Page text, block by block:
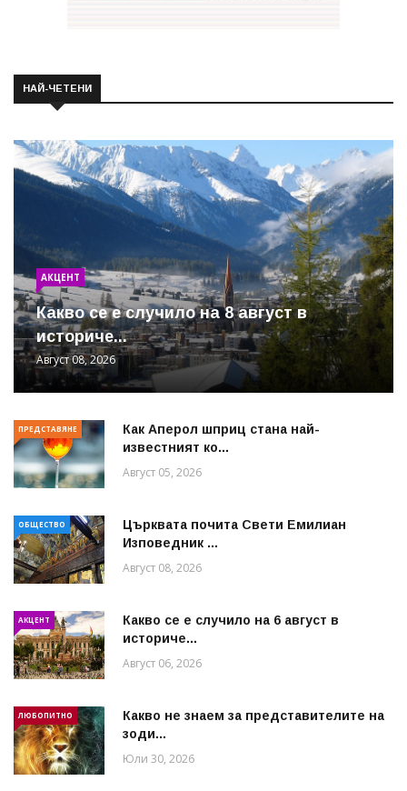
НАЙ-ЧЕТЕНИ
АКЦЕНТ
Какво се е случило на 8 август в
историче...
Август 08, 2026
ПРЕДСТАВЯНЕ
Как Аперол шприц стана най-
известният ко...
Август 05, 2026
ОБЩЕСТВО
Църквата почита Свeти Емилиан
Изповедник ...
Август 08, 2026
АКЦЕНТ
Какво се е случило на 6 август в
историче...
Август 06, 2026
ЛЮБОПИТНО
Какво не знаем за представителите на
зоди...
Юли 30, 2026